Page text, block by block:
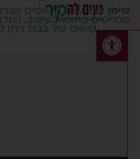
פתח סרגל נגישות
לב!ישנם קישוטים שנראים
בתוכן/בעיצוב,
קישוט של בנות ניתן